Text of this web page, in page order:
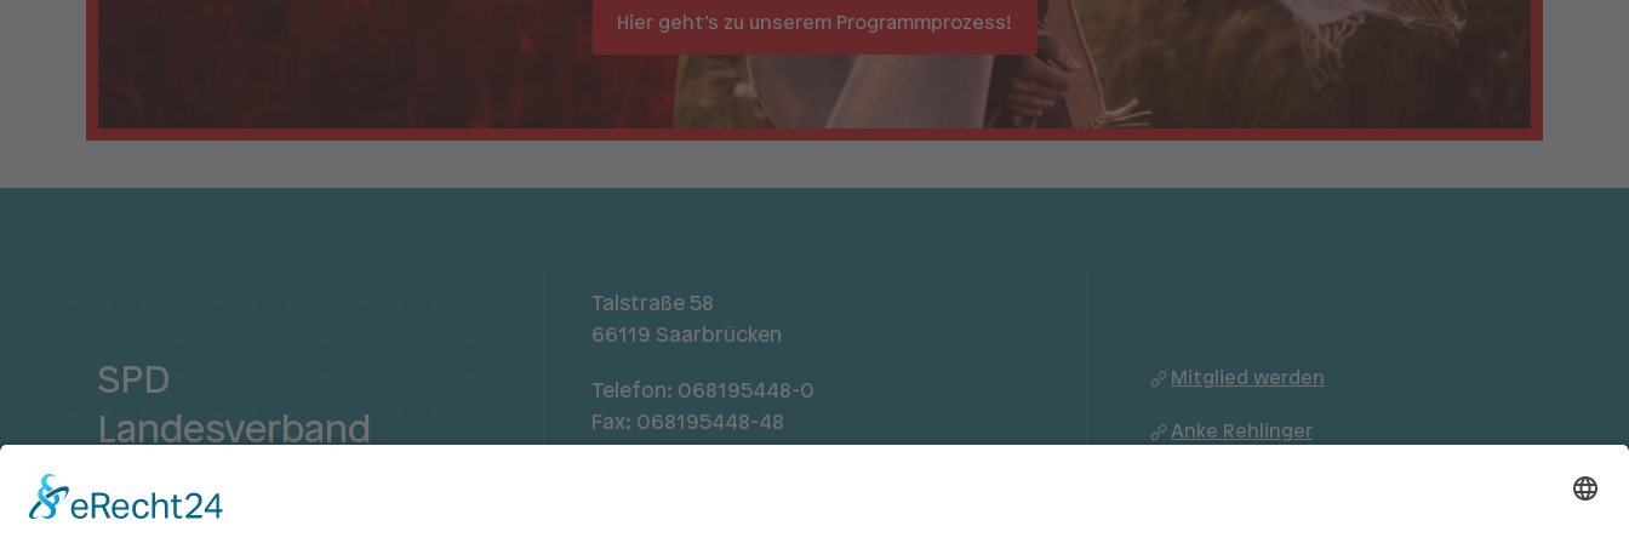
Hier geht’s zu unserem Programmprozess!
SPD
Landesverband
Saarland
Talstraße 58
66119 Saarbrücken
Telefon: 068195448-0
Fax: 068195448-48
Mitglied werden
Anke Rehlinger